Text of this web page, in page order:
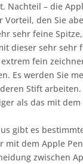
Nachteil – die
Vorteil, den Sie
sehr feine
dieser sehr sehr
fein
Es werden Sie
Stift arbeiten.
als das mit
gibt es
mit dem Apple
zwischen